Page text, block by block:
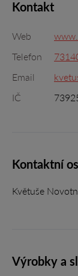
Kontakt
Web
Telefon
Email
IČ
Kontaktní
Květuše
Výrobky a